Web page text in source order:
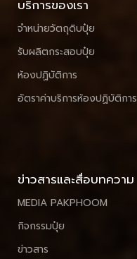
บริการของเรา
จำหน่ายวัตถุดิบปุ๋ย
รับผลิตกระสอบปุ๋ย
ห้องปฏิบัติการ
อัตราค่าบริการห้องปฏิบัติการ
ข่าวสารและสื่อบทความ
MEDIA PAKPHOOM
กิจกรรมปุ๋ย
ข่าวสาร